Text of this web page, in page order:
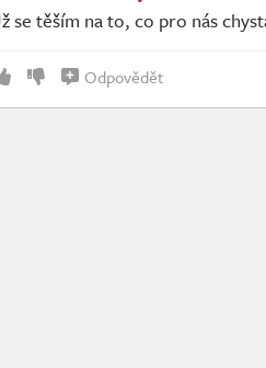
se těším na to, co pro nás
Odpovědět